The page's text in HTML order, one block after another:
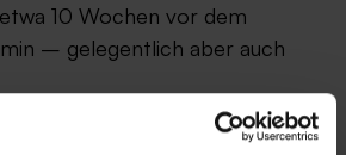
10 Wochen vor dem
– gelegentlich aber auch